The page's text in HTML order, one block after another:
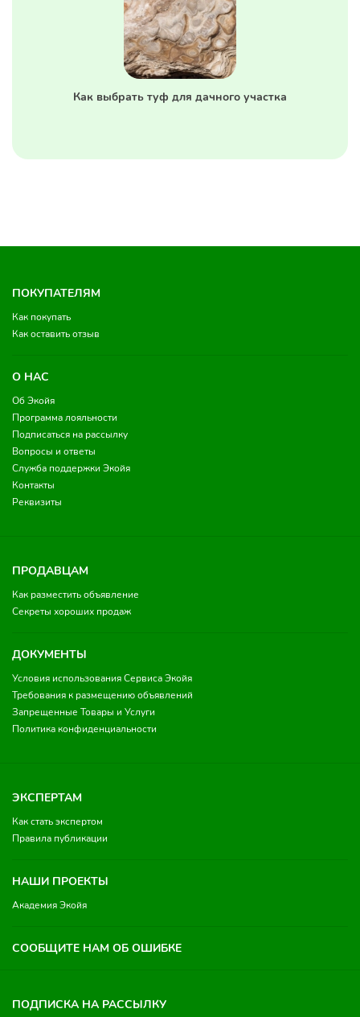
Как выбрать туф для дачного участка
ПОКУПАТЕЛЯМ
Как покупать
Как оставить отзыв
О НАС
Об Экойя
Программа лояльности
Подписаться на рассылку
Вопросы и ответы
Служба поддержки Экойя
Контакты
Реквизиты
ПРОДАВЦАМ
Как разместить объявление
Секреты хороших продаж
ДОКУМЕНТЫ
Условия использования Сервиса Экойя
Требования к размещению объявлений
Запрещенные Товары и Услуги
Политика конфиденциальности
ЭКСПЕРТАМ
Как стать экспертом
Правила публикации
НАШИ ПРОЕКТЫ
Академия Экойя
СООБЩИТЕ НАМ ОБ ОШИБКЕ
ПОДПИСКА НА РАССЫЛКУ